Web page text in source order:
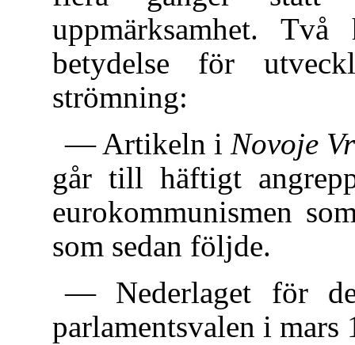
uppmärksamhet.
betydelse för
strömning:
— Artikeln i Novoje
går till häftigt
eurokommunismen
som sedan följde.
— Nederlaget för
parlamentsvalen i mars